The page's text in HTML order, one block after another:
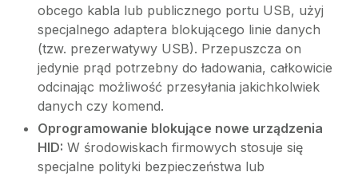
obcego kabla lub publicznego portu USB, użyj
specjalnego adaptera blokującego linie danych
(tzw. prezerwatywy USB). Przepuszcza on
jedynie prąd potrzebny do ładowania, całkowicie
odcinając możliwość przesyłania jakichkolwiek
danych czy komend.
Oprogramowanie blokujące nowe urządzenia
HID: W środowiskach firmowych stosuje się
specjalne polityki bezpieczeństwa lub